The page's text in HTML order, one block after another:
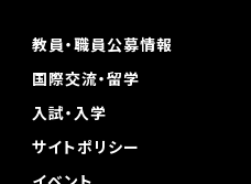
教員・職員公募情報
国際交流・留学
入試・入学
サイトポリシー